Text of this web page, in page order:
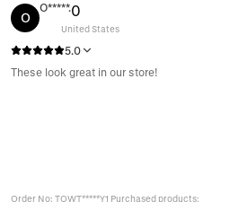
O
O*****.0
United States
5.0
These look great in our store!
Order No: TOWT*****Y1 Purchased products: